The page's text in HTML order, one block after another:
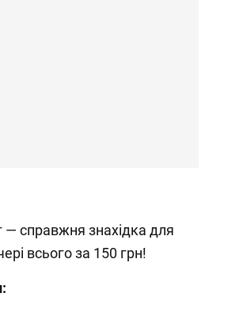
— справжня знахідка для
всього за 150 грн!